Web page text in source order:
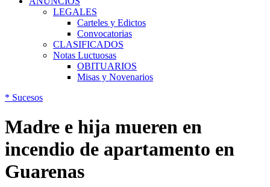
LEGALES
Carteles y Edictos
Convocatorias
CLASIFICADOS
Notas Luctuosas
OBITUARIOS
Misas y Novenarios
* Sucesos
Madre e hija mueren en
incendio de apartamento en
Guarenas